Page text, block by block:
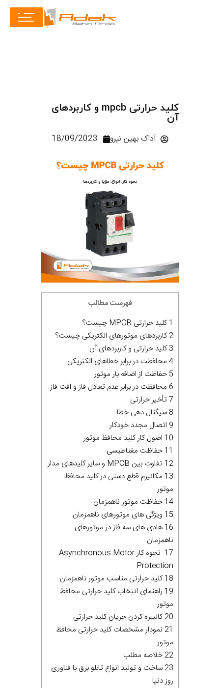
کلید حرارتی mpcb و کاربردهای
آن
آداک بهین نیرو 18/09/2023
فهرست مطالب
1 کلید حرارتی MPCB چیست؟
2 کاربردهای موتورهای الکتریکی چیست؟
3 کلید حرارتی و کاربردهای آن
4 محافظت در برابر خطاهای الکتریکی
5 حفاظت از اضافه بار موتور
6 محافظت در برابر عدم تعادل فاز و افت فاز
7 تأخیر حرارتی
8 سیگنال دهی خطا
9 اتصال مجدد خودکار
10 اصول کار کلید محافظ موتور
11 حفاظت مغناطیسی
12 تفاوت بین MPCB و سایر کلیدهای مدار
13 مکانیزم قطع دستی در کلید محافظ
موتور
14 حفاظت موتور ناهمزمان
15 ویژگی های موتورهای ناهمزمان
16 هادی های سه فاز در موتورهای
ناهمزمان
17 نحوه کار Asynchronous Motor
Protection
18 کلید حرارتی مناسب موتور ناهمزمان
19 راهنمای انتخاب کلید حرارتی محافظ
موتور
20 کالیبره کردن جریان کلید حرارتی
21 نمودار مشخصات کلید حرارتی محافظ
موتور
22 خلاصه مطلب
23 ساخت و تولید انواع تابلو برق با فناوری
روز دنیا